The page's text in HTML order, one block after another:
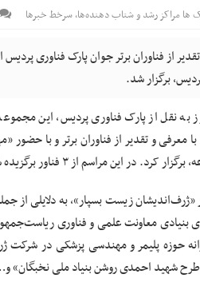
ها مراکز رشد و شتاب‌ دهنده‌ها,سرخط خبرها
از فناوران برتر جوان پارک فناوری پردیس
برگزار شد.
نقل از پارک فناوری پردیس، این
معرفی و تقدیر از فناوران برتر و با
۳ فناور برگزیده شاغل در پارک فناوری پردیس، تقدیر شد.
بنیادی معاونت علمی و فناوری